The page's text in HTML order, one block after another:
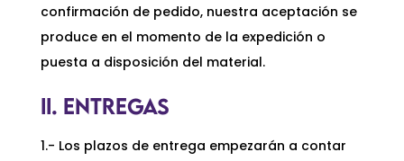
confirmación de pedido, nuestra aceptación se
produce en el momento de la expedición o
puesta a disposición del material.
II. ENTREGAS
1.- Los plazos de entrega empezarán a contar